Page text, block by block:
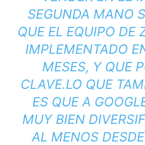
SEGUNDA MANO
QUE EL EQUIPO DE
IMPLEMENTADO
MESES, Y QUE
CLAVE.LO QUE
ES QUE A
MUY BIEN
AL MENOS